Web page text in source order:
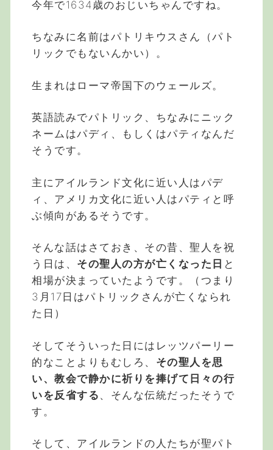
今年で1634歳のおじいちゃんですね。
ちなみに名前はパトリキウスさん（パト
リックでもないんかい）。
生まれはローマ帝国下のウェールズ。
英語読みでパトリック、ちなみにニック
ネームはパディ、もしくはパティなんだ
そうです。
主にアイルランド文化に近い人はパデ
ィ、アメリカ文化に近い人はパティと呼
ぶ傾向があるそうです。
そんな話はさておき、その昔、聖人を祝
う日は、 その聖人の方が亡くなった日 と
相場が決まっていたようです。（つまり
3月17日はパトリックさんが亡くなられ
た日）
そしてそういった日にはレッツパーリー
的なことよりもむしろ、 その聖人を思
い、教会で静かに祈りを捧げて日々の行
いを反省する 、そんな伝統だったそうで
す。
そして、アイルランドの人たちが聖パト